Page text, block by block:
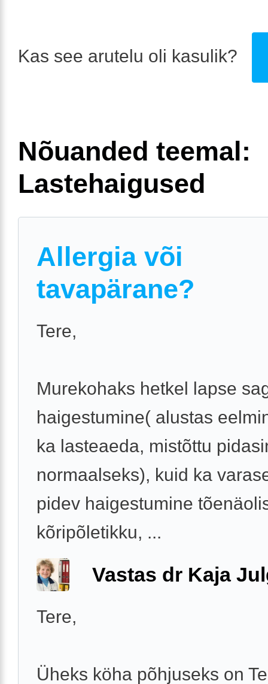
Kas see arutelu oli kasulik?
Nõuanded teemal:
Lastehaigused
Allergia või
tavapärane?
Tere,
Murekohaks hetkel lapse
haigestumine( alustas
ka lasteaeda, mistõttu
normaalseks), kuid ka
pidev haigestumine
kõripõletikku, ...
Vastas dr Kaja
Tere,
Üheks köha põhjuseks on